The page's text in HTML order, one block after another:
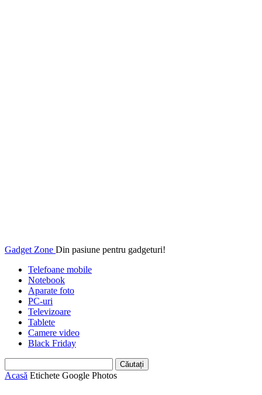
Gadget Zone Din pasiune pentru gadgeturi!
Telefoane mobile
Notebook
Aparate foto
PC-uri
Televizoare
Tablete
Camere video
Black Friday
Acasă Etichete Google Photos